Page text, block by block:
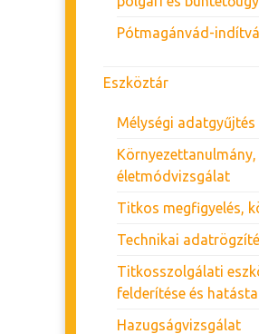
Pótmagánvád-
Eszköztár
Mélységi adatgyűjtés
Környezettanulmány,
életmódvizsgálat
Titkos megfigyelés,
Technikai
Titkosszolgálati
felderítése és
Hazugságvizsgálat